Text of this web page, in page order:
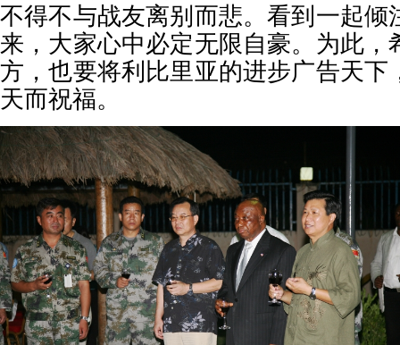
不得不与战友离别而悲。看到一起
来，大家心中必定无限自豪。为此
方，也要将利比里亚的进步广告天
天而祝福。